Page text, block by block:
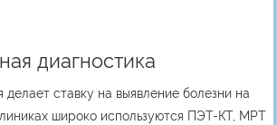
диагностика
делает ставку на выявление болезни на
широко используются ПЭТ-КТ, МРТ